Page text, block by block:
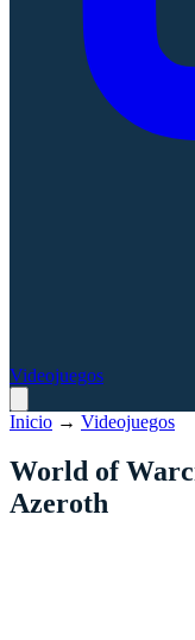
Videojuegos
Inicio → Videojuegos
World of
Azeroth